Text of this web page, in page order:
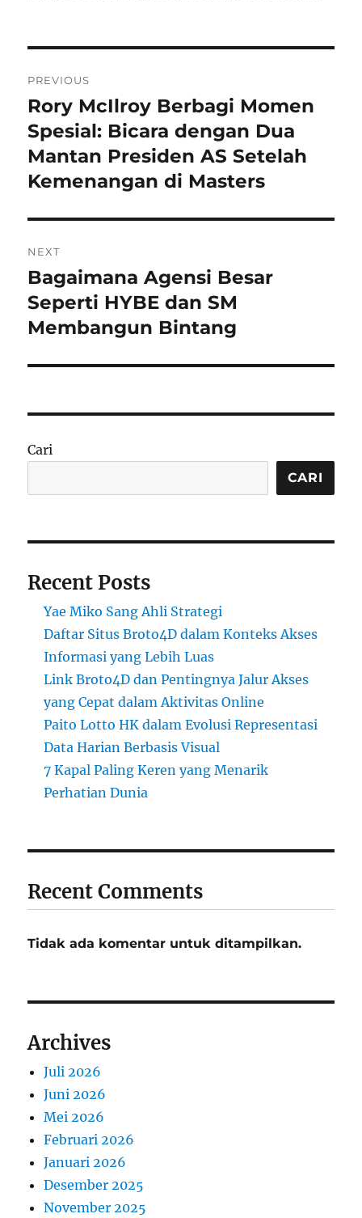
pos
PREVIOUS
Previous
post:
Rory McIlroy Berbagi Momen
Spesial: Bicara dengan Dua
Mantan Presiden AS Setelah
Kemenangan di Masters
NEXT
Next
post:
Bagaimana Agensi Besar
Seperti HYBE dan SM
Membangun Bintang
Cari
CARI
Recent Posts
Yae Miko Sang Ahli Strategi
Daftar Situs Broto4D dalam Konteks Akses
Informasi yang Lebih Luas
Link Broto4D dan Pentingnya Jalur Akses
yang Cepat dalam Aktivitas Online
Paito Lotto HK dalam Evolusi Representasi
Data Harian Berbasis Visual
7 Kapal Paling Keren yang Menarik
Perhatian Dunia
Recent Comments
Tidak ada komentar untuk ditampilkan.
Archives
Juli 2026
Juni 2026
Mei 2026
Februari 2026
Januari 2026
Desember 2025
November 2025